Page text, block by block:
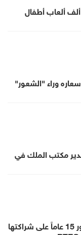
المواصفات والمقاييس تتلف أكثر من 100 ألف ألعاب أطفال
وراء "الشعور"
مكتب الملك في
كلية لومينوس الجامعية التقنية تحتفل بمرور 15 عاماً على شراكتها